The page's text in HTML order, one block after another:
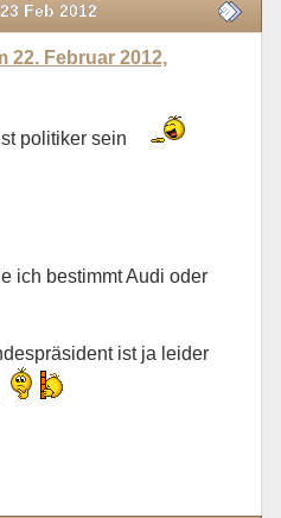
Feb 2012
22. Februar 2012,
politiker sein
ich bestimmt Audi oder
ist ja leider